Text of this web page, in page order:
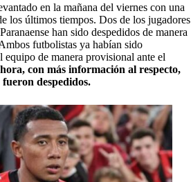
en la mañana del viernes con una
los últimos tiempos. Dos de los jugadores
han sido despedidos de manera
futbolistas ya habían sido
equipo de manera provisional ante el
con más información al respecto,
despedidos.